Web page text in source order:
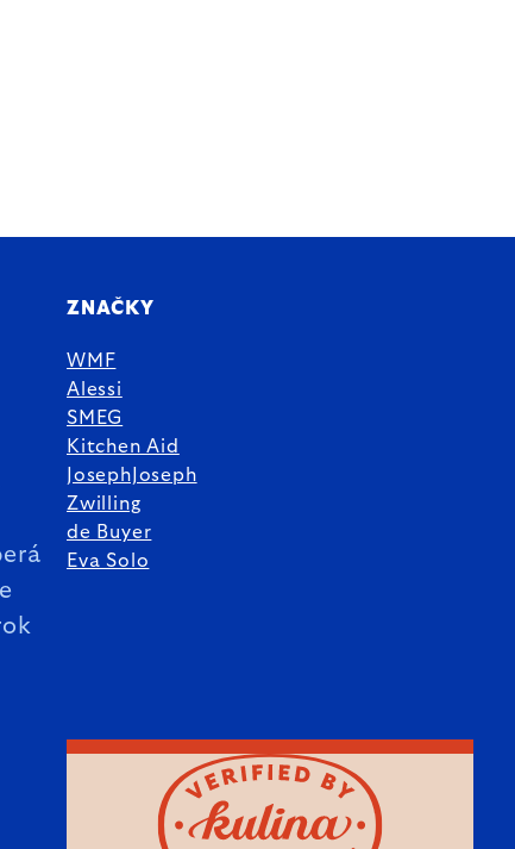
ZNAČKY
WMF
Alessi
SMEG
Kitchen Aid
JosephJoseph
Zwilling
de Buyer
Eva Solo